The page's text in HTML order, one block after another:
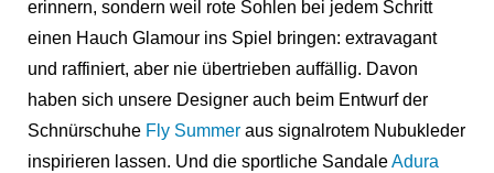
erinnern, sondern weil rote Sohlen bei jedem Schritt
einen Hauch Glamour ins Spiel bringen: extravagant
und raffiniert, aber nie übertrieben auffällig. Davon
haben sich unsere Designer auch beim Entwurf der
Schnürschuhe Fly Summer aus signalrotem Nubukleder
inspirieren lassen. Und die sportliche SandaleAdura